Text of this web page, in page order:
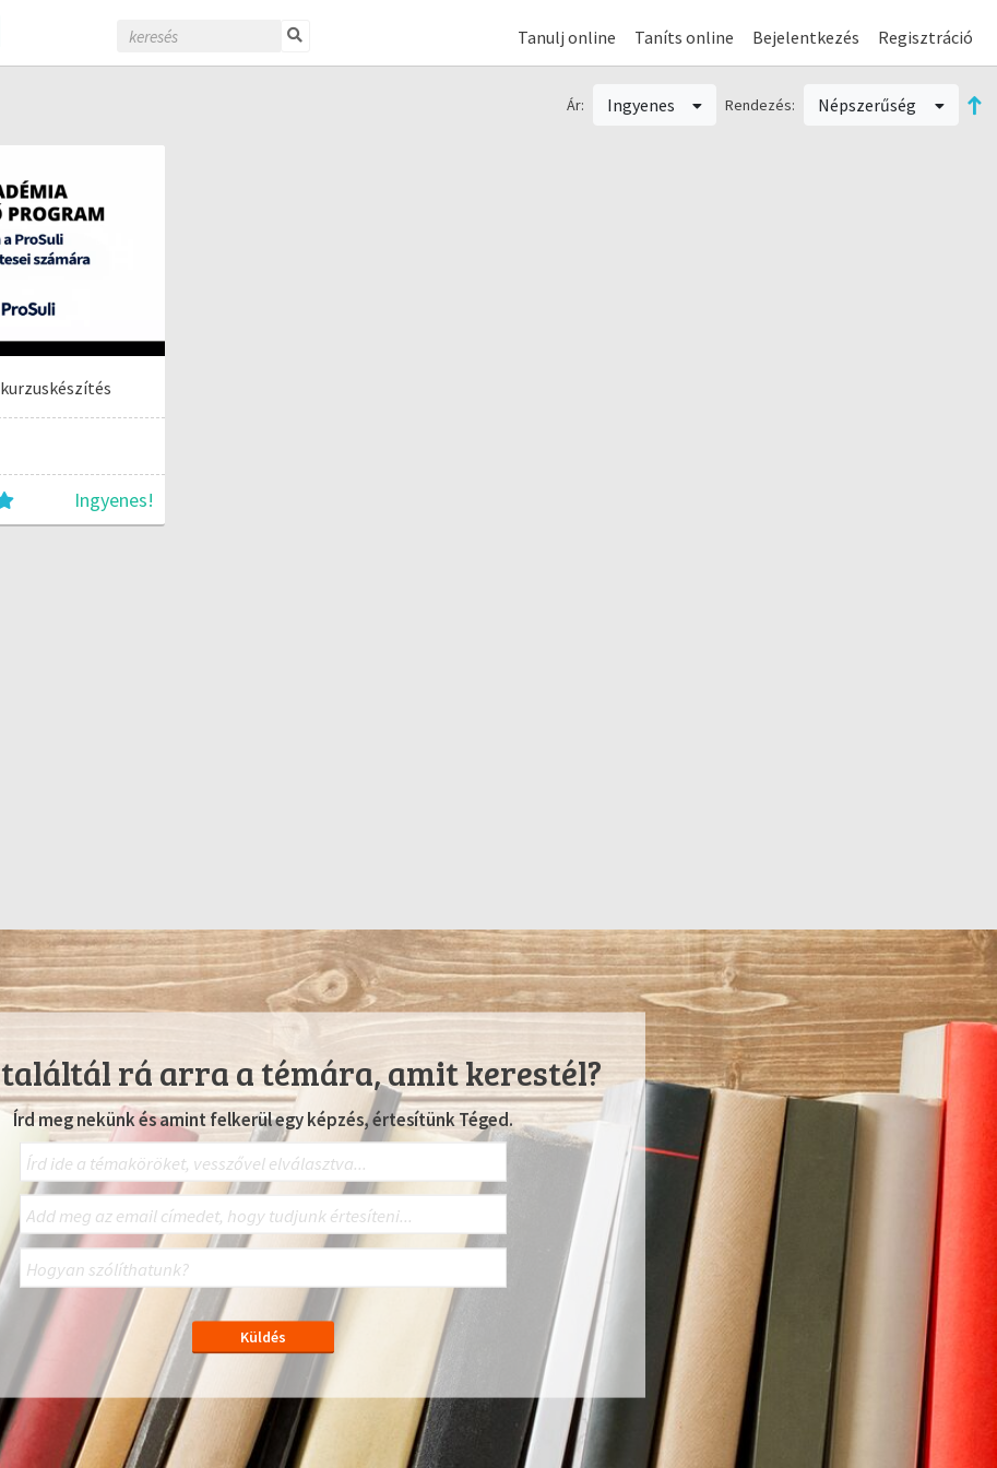
Tanulj online Taníts online Bejelentkezés Regisztráció
Ár: Ingyenes Rendezés: Népszerűség
Ingyenes!
rá arra a témára, amit kerestél?
Írd meg nekünk és amint felkerül egy képzés, értesítünk Téged.